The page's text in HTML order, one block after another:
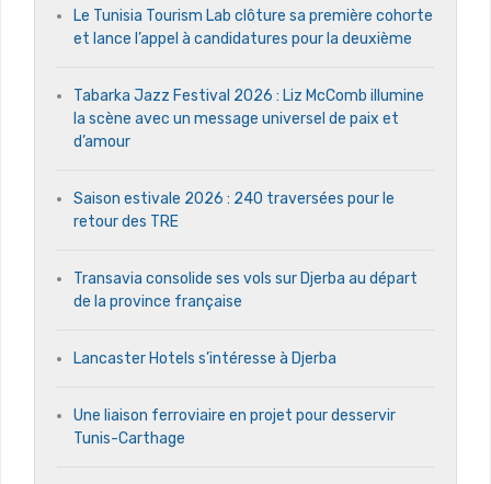
Le Tunisia Tourism Lab clôture sa première cohorte
et lance l’appel à candidatures pour la deuxième
Tabarka Jazz Festival 2026 : Liz McComb illumine
la scène avec un message universel de paix et
d’amour
Saison estivale 2026 : 240 traversées pour le
retour des TRE
Transavia consolide ses vols sur Djerba au départ
de la province française
Lancaster Hotels s’intéresse à Djerba
Une liaison ferroviaire en projet pour desservir
Tunis-Carthage